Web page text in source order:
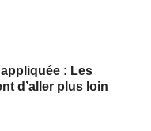
: Les
d’aller plus loin